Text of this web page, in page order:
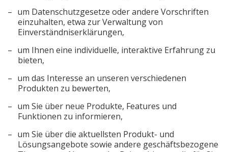
um Datenschutzgesetze oder andere Vorschriften
einzuhalten, etwa zur Verwaltung von
Einverständniserklärungen,
um Ihnen eine individuelle, interaktive Erfahrung zu
bieten,
um das Interesse an unseren verschiedenen
Produkten zu bewerten,
um Sie über neue Produkte, Features und
Funktionen zu informieren,
um Sie über die aktuellsten Produkt- und
Lösungsangebote sowie andere geschäftsbezogene